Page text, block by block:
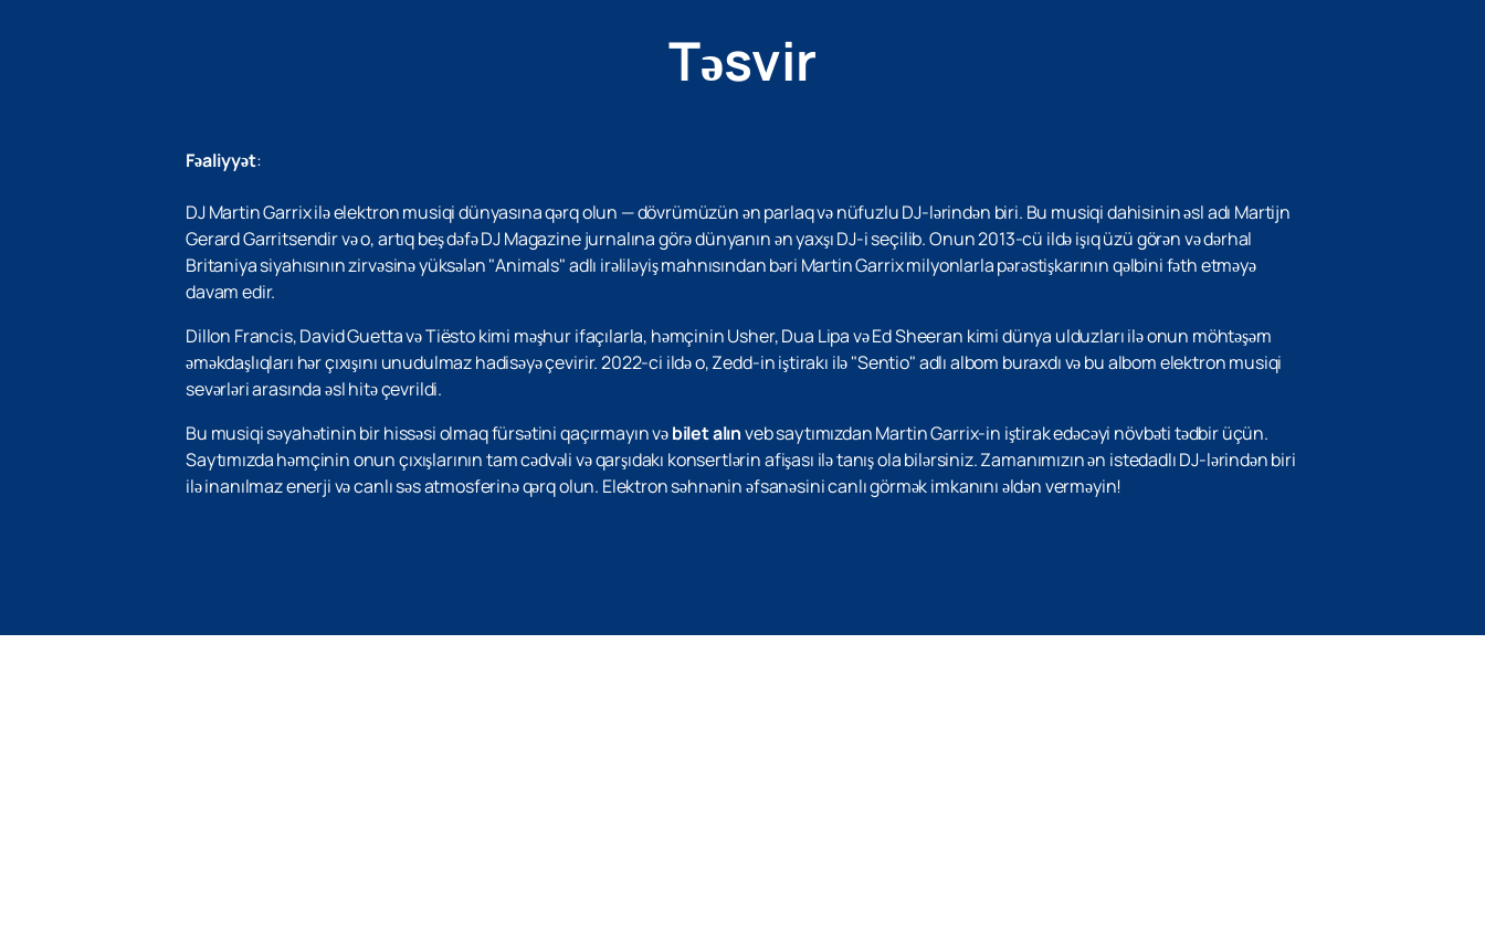
Təsvir
Fəaliyyət:
DJ Martin Garrix ilə elektron musiqi dünyasına qərq olun — dövrümüzün ən parlaq və nüfuzlu DJ-lərindən biri. Bu musiqi dahisinin əsl adı Martijn
Gerard Garritsendir və o, artıq beş dəfə DJ Magazine jurnalına görə dünyanın ən yaxşı DJ-i seçilib. Onun 2013-cü ildə işıq üzü görən və dərhal
Britaniya siyahısının zirvəsinə yüksələn "Animals" adlı irəliləyiş mahnısından bəri Martin Garrix milyonlarla pərəstişkarının qəlbini fəth etməyə
davam edir.
Dillon Francis, David Guetta və Tiësto kimi məşhur ifaçılarla, həmçinin Usher, Dua Lipa və Ed Sheeran kimi dünya ulduzları ilə onun möhtəşəm
əməkdaşlıqları hər çıxışını unudulmaz hadisəyə çevirir. 2022-ci ildə o, Zedd-in iştirakı ilə "Sentio" adlı albom buraxdı və bu albom elektron musiqi
sevərləri arasında əsl hitə çevrildi.
Bu musiqi səyahətinin bir hissəsi olmaq fürsətini qaçırmayın vəbilet alınveb saytımızdan Martin Garrix-in iştirak edəcəyi növbəti tədbir üçün.
Saytımızda həmçinin onun çıxışlarının tam cədvəli və qarşıdakı konsertlərin afişası ilə tanış ola bilərsiniz. Zamanımızın ən istedadlı DJ-lərindən biri
ilə inanılmaz enerji və canlı səs atmosferinə qərq olun. Elektron səhnənin əfsanəsini canlı görmək imkanını əldən verməyin!